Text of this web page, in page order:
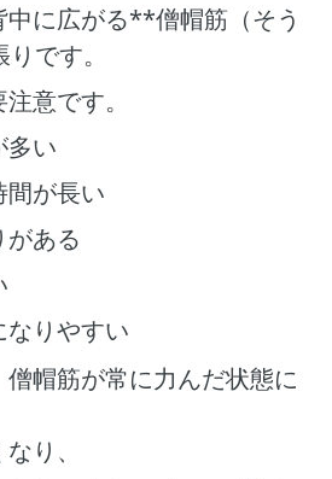
に広がる**僧帽筋（そう
です。
意です。
多い
間が長い
ある
りやすい
帽筋が常に力んだ状態に
り、